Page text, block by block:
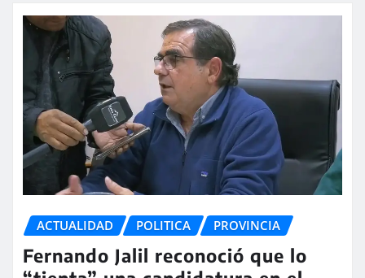
ACTUALIDAD POLITICA PROVINCIA
Fernando Jalil reconoció que lo